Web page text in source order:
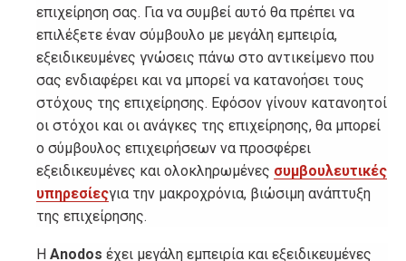
επιχείρηση σας. Για να συμβεί αυτό θα πρέπει να
επιλέξετε έναν σύμβουλο με μεγάλη εμπειρία,
εξειδικευμένες γνώσεις πάνω στο αντικείμενο που
σας ενδιαφέρει και να μπορεί να κατανοήσει τους
στόχους της επιχείρησης. Εφόσον γίνουν κατανοητοί
οι στόχοι και οι ανάγκες της επιχείρησης, θα μπορεί
ο σύμβουλος επιχειρήσεων να προσφέρει
εξειδικευμένες και ολοκληρωμένες συμβουλευτικές
υπηρεσίεςγια την μακροχρόνια, βιώσιμη ανάπτυξη
της επιχείρησης.
Η Anodos έχει μεγάλη εμπειρία και εξειδικευμένες